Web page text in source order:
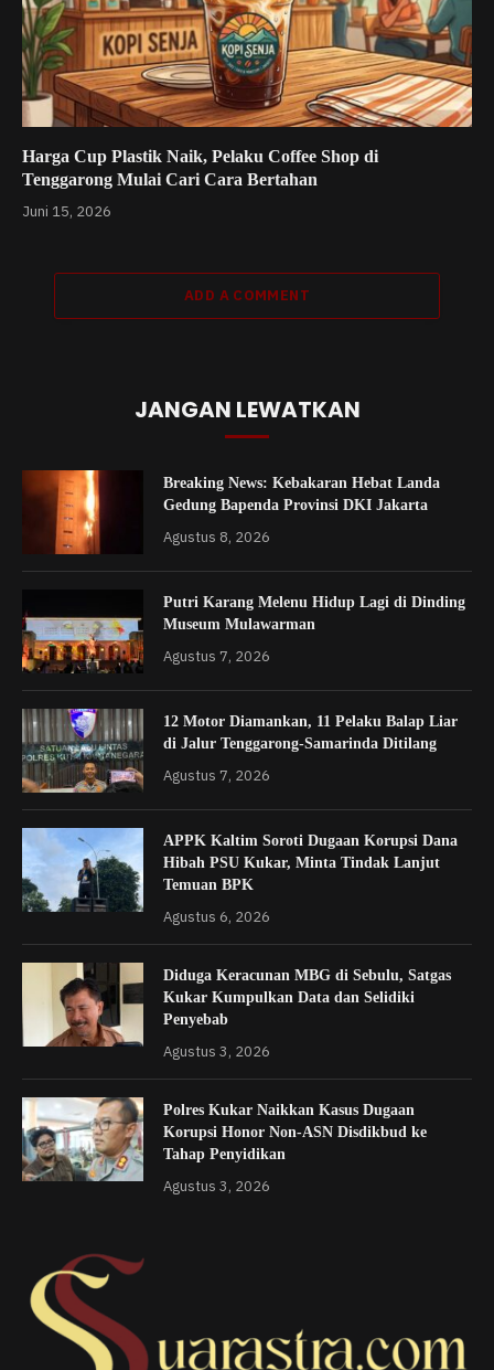
Harga Cup Plastik Naik, Pelaku Coffee Shop di
Tenggarong Mulai Cari Cara Bertahan
Juni 15, 2026
ADD A COMMENT
JANGAN LEWATKAN
Breaking News: Kebakaran Hebat Landa
Gedung Bapenda Provinsi DKI Jakarta
Agustus 8, 2026
Putri Karang Melenu Hidup Lagi di Dinding
Museum Mulawarman
Agustus 7, 2026
12 Motor Diamankan, 11 Pelaku Balap Liar
di Jalur Tenggarong-Samarinda Ditilang
Agustus 7, 2026
APPK Kaltim Soroti Dugaan Korupsi Dana
Hibah PSU Kukar, Minta Tindak Lanjut
Temuan BPK
Agustus 6, 2026
Diduga Keracunan MBG di Sebulu, Satgas
Kukar Kumpulkan Data dan Selidiki
Penyebab
Agustus 3, 2026
Polres Kukar Naikkan Kasus Dugaan
Korupsi Honor Non-ASN Disdikbud ke
Tahap Penyidikan
Agustus 3, 2026